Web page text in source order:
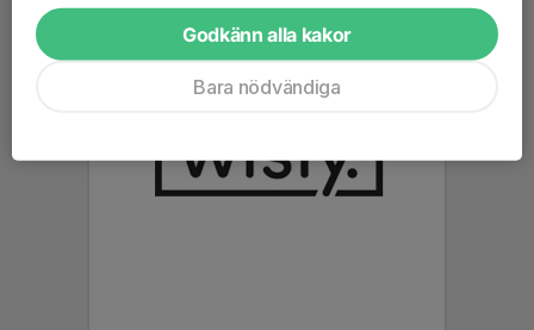
Godkänn alla kakor
Bara nödvändiga